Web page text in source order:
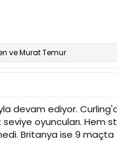
veMurat Temur
devam ediyor.
oyuncuları.
Britanya ise 9 maçta